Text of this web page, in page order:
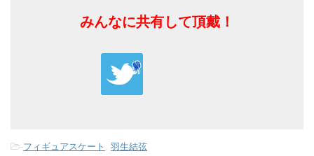
みんなに共有して頂戴！
-フィギュアスケート 羽生結弦